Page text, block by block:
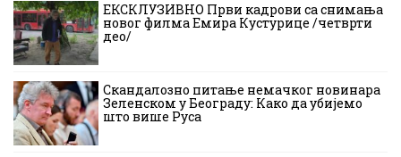
ЕКСКЛУЗИВНО Први кадрови са снимања
новог филма Емира Кустурице /четврти
део/
Скандалозно питање немачког новинара
Зеленском у Београду: Како да убијемо
што више Руса